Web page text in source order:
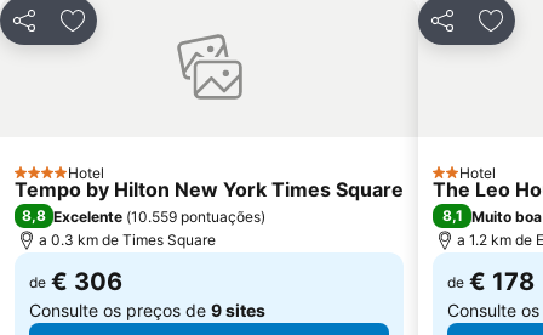
Port Authority Central Station
Javits Center
Grande Terminal Central
Sede das Nações Unidas
PartilharAdicionar aos favoritos
4 Estrelas
Hotel
Tempo by Hilton New York Times Square
8,8 Excelente (10.559 pontuações)
a 0.3 km de Times Square
de € 306
Consulte os preços de 9 sites
Partilhar
2 Estrelas
Hotel
The Leo
8,1 Muito boa
a 1.2 km de
de € 178
Consulte